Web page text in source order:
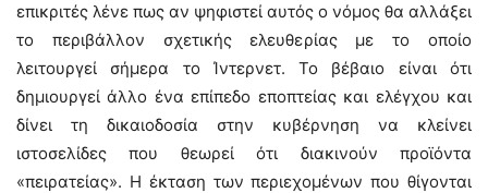
επικριτές λένε πως αν ψηφιστεί αυτός ο νόμος θα αλλάξει
το περιβάλλον σχετικής ελευθερίας με το οποίο
λειτουργεί σήμερα το Ίντερνετ. Το βέβαιο είναι ότι
δημιουργεί άλλο ένα επίπεδο εποπτείας και ελέγχου και
δίνει τη δικαιοδοσία στην κυβέρνηση να κλείνει
ιστοσελίδες που θεωρεί ότι διακινούν προϊόντα
«πειρατείας». Η έκταση των περιεχομένων που θίγονται